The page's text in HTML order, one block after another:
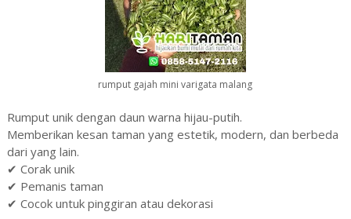
rumput gajah mini varigata malang
Rumput unik dengan daun warna hijau-putih.
Memberikan kesan taman yang estetik, modern, dan berbeda
dari yang lain.
✔ Corak unik
✔ Pemanis taman
✔ Cocok untuk pinggiran atau dekorasi